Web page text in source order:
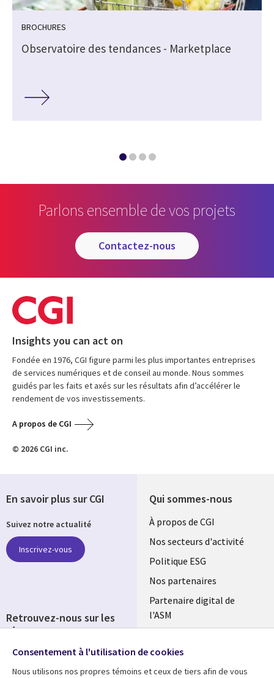
BROCHURES
Observatoire des tendances - Marketplace
Parlons ensemble de vos projets
contactez-nous
Insights you can act on
Fondée en 1976, CGI figure parmi les plus importantes entreprises
de services numériques et de conseil au monde. Nous sommes
guidés par les faits et axés sur les résultats afin d’accélérer le
rendement de vos investissements.
A propos de CGI
© 2026 CGI inc.
Qui sommes-nous
Useful
links
FRANCE
À propos de CGI
Nos secteurs d'activité
Politique ESG
Nos partenaires
Partenaire digital de
l'ASM
Fusions
En savoir plus sur CGI
Suivez notre actualité
Inscrivez-vous
Retrouvez-nous sur les
réseaux
Social
Media
Consentement à l'utilisation de cookies
Nous utilisons nos propres témoins et ceux de tiers afin de vous